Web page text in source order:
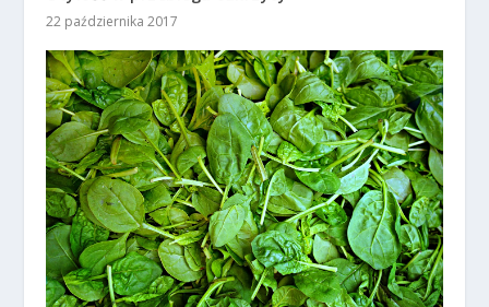
22 października 2017